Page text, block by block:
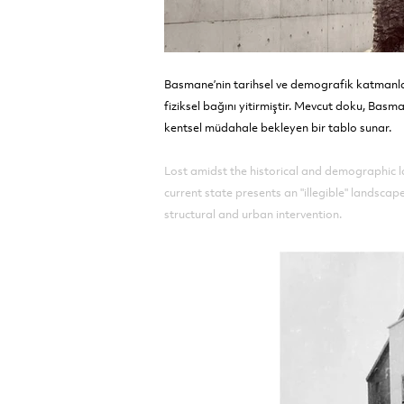
Basmane’nin tarihsel ve demografik
fiziksel bağını yitirmiştir. Mevcut doku,
kentsel müdahale bekleyen bir tablo sunar.
Lost amidst the historical and demographic
current state presents an "illegible"
structural and urban intervention.